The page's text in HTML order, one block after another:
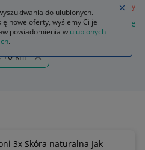
Półbuty
damskie półbuty męskie
+0 km
3x Skóra naturalna Jak
do ulubionych.
nowe oferty, wyślemy Ci je
powiadomienia w ulubionych
.